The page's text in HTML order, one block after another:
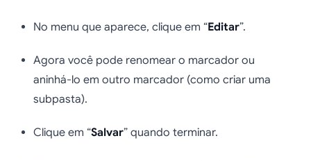
No menu que aparece, clique em “Editar”.
Agora você pode renomear o marcador ou
aninhá-lo em outro marcador (como criar uma
subpasta).
Clique em “Salvar” quando terminar.